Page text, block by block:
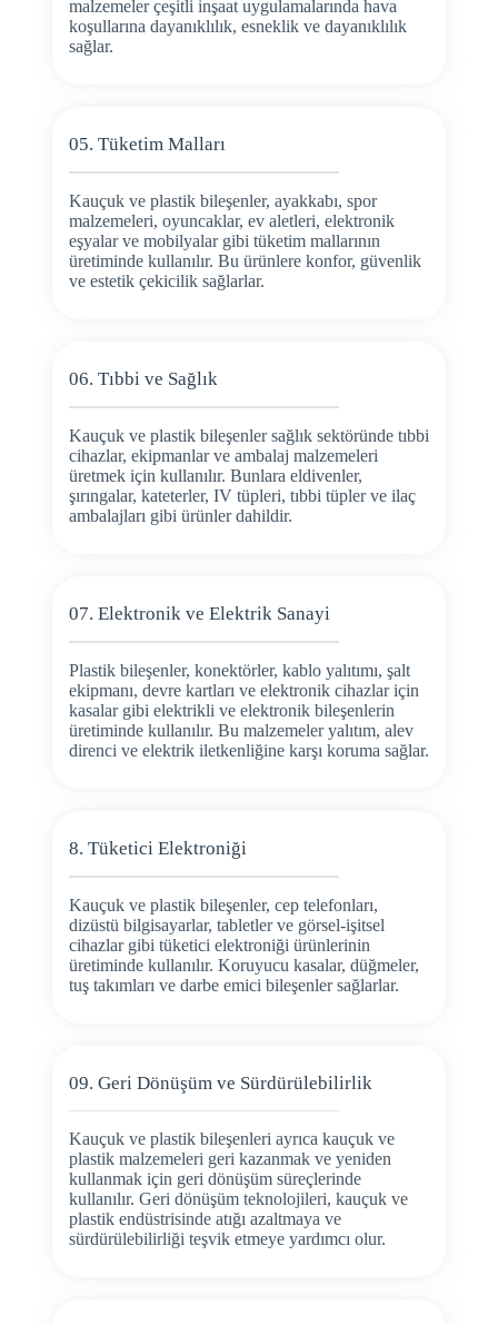
malzemeler çeşitli inşaat uygulamalarında hava
koşullarına dayanıklılık, esneklik ve dayanıklılık
sağlar.
05. Tüketim Malları
Kauçuk ve plastik bileşenler, ayakkabı, spor
malzemeleri, oyuncaklar, ev aletleri, elektronik
eşyalar ve mobilyalar gibi tüketim mallarının
üretiminde kullanılır. Bu ürünlere konfor, güvenlik
ve estetik çekicilik sağlarlar.
06. Tıbbi ve Sağlık
Kauçuk ve plastik bileşenler sağlık sektöründe tıbbi
cihazlar, ekipmanlar ve ambalaj malzemeleri
üretmek için kullanılır. Bunlara eldivenler,
şırıngalar, kateterler, IV tüpleri, tıbbi tüpler ve ilaç
ambalajları gibi ürünler dahildir.
07. Elektronik ve Elektrik Sanayi
Plastik bileşenler, konektörler, kablo yalıtımı, şalt
ekipmanı, devre kartları ve elektronik cihazlar için
kasalar gibi elektrikli ve elektronik bileşenlerin
üretiminde kullanılır. Bu malzemeler yalıtım, alev
direnci ve elektrik iletkenliğine karşı koruma sağlar.
8. Tüketici Elektroniği
Kauçuk ve plastik bileşenler, cep telefonları,
dizüstü bilgisayarlar, tabletler ve görsel-işitsel
cihazlar gibi tüketici elektroniği ürünlerinin
üretiminde kullanılır. Koruyucu kasalar, düğmeler,
tuş takımları ve darbe emici bileşenler sağlarlar.
09. Geri Dönüşüm ve Sürdürülebilirlik
Kauçuk ve plastik bileşenleri ayrıca kauçuk ve
plastik malzemeleri geri kazanmak ve yeniden
kullanmak için geri dönüşüm süreçlerinde
kullanılır. Geri dönüşüm teknolojileri, kauçuk ve
plastik endüstrisinde atığı azaltmaya ve
sürdürülebilirliği teşvik etmeye yardımcı olur.